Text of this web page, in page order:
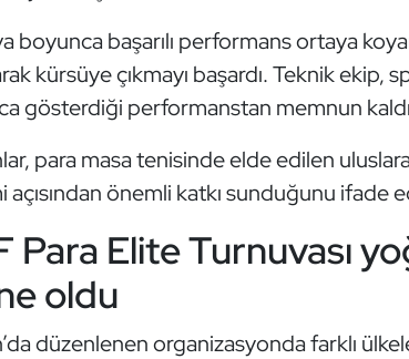
boyunca başarılı performans ortaya
kürsüye çıkmayı başardı. Teknik ekip,
gösterdiği performanstan memnun
para masa tenisinde elde edilen
açısından önemli katkı sunduğunu ifade
Para Elite Turnuvası
oldu
düzenlenen organizasyonda farklı